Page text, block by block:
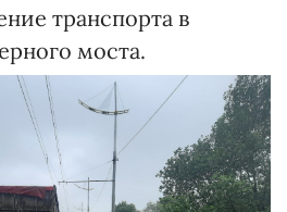
транспорта в
моста.